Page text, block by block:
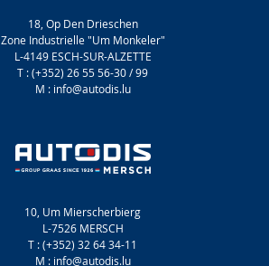
18, Op Den Drieschen
Zone Industrielle "Um Monkeler"
L-4149 ESCH-SUR-ALZETTE
T : (+352) 26 55 56-30 / 99
M : info@autodis.lu
10, Um Mierscherbierg
L-7526 MERSCH
T : (+352) 32 64 34-11
M : info@autodis.lu